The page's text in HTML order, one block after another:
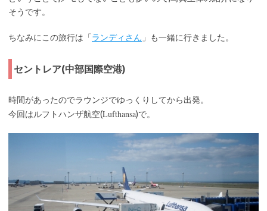
そうです。
ちなみにこの旅行は「ランディさん 」も一緒に行きました。
セントレア(中部国際空港)
時間があったのでラウンジでゆっくりしてから出発。
今回はルフトハンザ航空(Lufthansa)で。